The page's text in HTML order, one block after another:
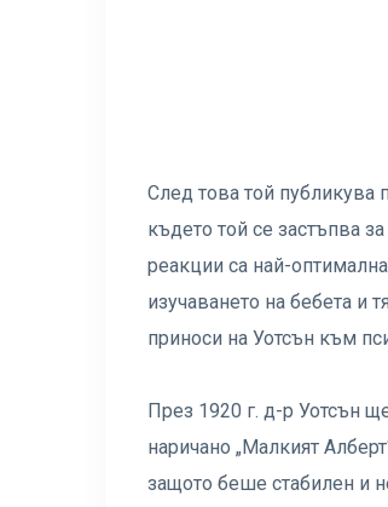
След това той публикува
където той се застъпва
реакции са най-
изучаването на бебета и
приноси на Уотсън към
През 1920 г. д-р Уотсън
наричано „Малкият
защото беше стабилен и